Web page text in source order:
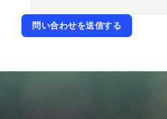
問い合わせを送信する